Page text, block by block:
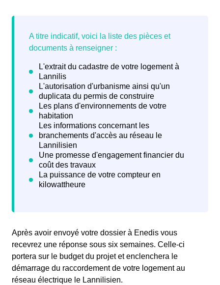
Après avoir envoyé votre dossier à Enedis vous
recevrez une réponse sous six semaines. Celle-ci
portera sur le budget du projet et enclenchera le
démarrage du raccordement de votre logement au
réseau électrique le Lannilisien.